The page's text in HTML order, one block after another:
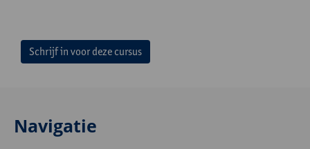
Schrijf in voor deze cursus
Navigatie